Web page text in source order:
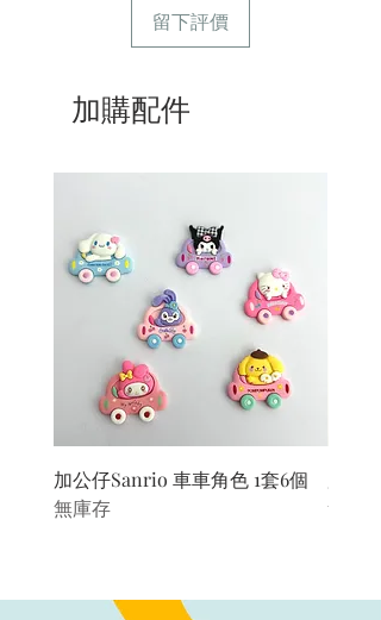
留下評價
加購配件
加公仔Sanrio 車車角色 1套6個
無庫存
無庫存